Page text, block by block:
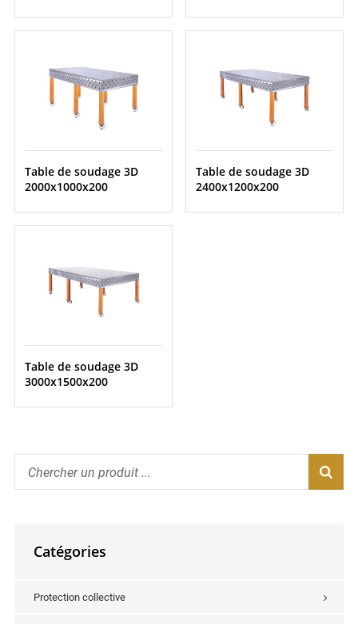
Catégories
Protection collective
Table de soudage 3D
2000x1000x200
Table de soudage 3D
2400x1200x200
Table de soudage 3D
3000x1500x200